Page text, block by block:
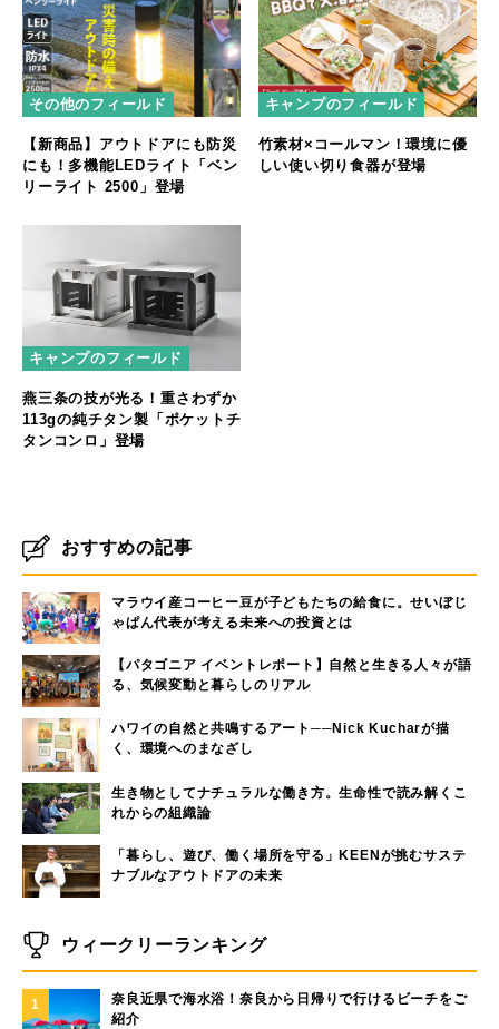
その他のフィールド
【新商品】アウトドアにも防災
にも！多機能LEDライト「ベン
リーライト 2500」登場
キャンプのフィールド
竹素材×コールマン！環境に優
しい使い切り食器が登場
キャンプのフィールド
燕三条の技が光る！重さわずか
113gの純チタン製「ポケットチ
タンコンロ」登場
おすすめの記事
マラウイ産コーヒー豆が子どもたちの給食に。せいぼじ
ゃぱん代表が考える未来への投資とは
【パタゴニア イベントレポート】自然と生きる人々が語
る、気候変動と暮らしのリアル
ハワイの自然と共鳴するアート──Nick Kucharが描
く、環境へのまなざし
生き物としてナチュラルな働き方。生命性で読み解くこ
れからの組織論
「暮らし、遊び、働く場所を守る」KEENが挑むサステ
ナブルなアウトドアの未来
ウィークリーランキング
1
奈良近県で海水浴！奈良から日帰りで行けるビーチをご
紹介